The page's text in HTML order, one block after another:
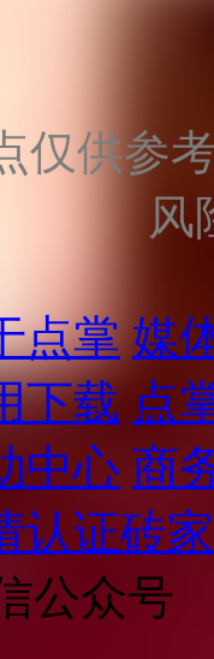
仅供参
风
点掌 媒
下载 点
中心 商
认证砖家